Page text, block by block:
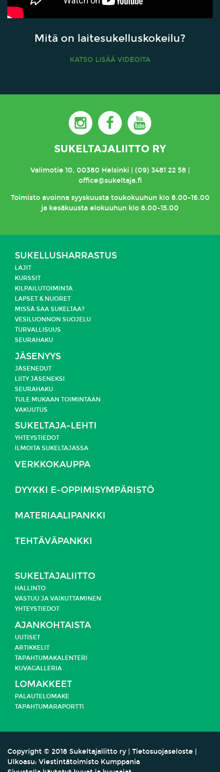
Mitä on laitesukelluskokeilu?
KATSO LISÄÄ VIDEOITA
SUKELTAJALIITTO RY
Valimotie 10, 00380 Helsinki | (09) 3481 22 58 |
office@sukeltaja.fi
Toimistoavoinna syyskuusta toukokuuhun klo 8.00-16.00
ja kesäkuusta elokuuhun klo 8.00-15.00
SUKELLUSHARRASTUS
LAJIT
KURSSIT
KILPAILUTOIMINTA
LAPSET & NUORET
MISSÄ SAA SUKELTAA?
VESILUONNON SUOJELU
TURVALLISUUS
SEURAHAKU
JÄSENYYS
JÄSENEDUT
LIITY JÄSENEKSI
SEURAHAKU
TULE MUKAAN TOIMINTAAN
VAKUUTUS
SUKELTAJA-LEHTI
YHTEYSTIEDOT
ILMOITA SUKELTAJASSA
VERKKOKAUPPA
DYYKKI E-OPPIMISYMPÄRISTÖ
MATERIAALIPANKKI
TEHTÄVÄPANKKI
SUKELTAJALIITTO
HALLINTO
VASTUU JA VAIKUTTAMINEN
YHTEYSTIEDOT
AJANKOHTAISTA
UUTISET
ARTIKKELIT
TAPAHTUMAKALENTERI
KUVAGALLERIA
LOMAKKEET
PALAUTELOMAKE
TAPAHTUMARAPORTTI
Copyright © 2018 Sukeltajaliitto ry | Tietosuojaseloste
Ulkoasu: Viestintätoimisto Kumppania